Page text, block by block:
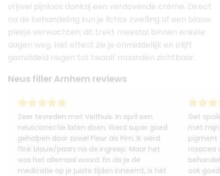
vrijwel pijnloos dankzij een verdovende crème. Direct
na de behandeling kun je lichte zwelling of een blauw
plekje verwachten; dit trekt meestal binnen enkele
dagen weg. Het effect zie je onmiddellijk en blijft
gemiddeld negen tot twaalf maanden zichtbaar.
Neus filler Arnhem reviews
Zeer tevreden met Velthuis. In april een
neuscorrectie laten doen. Werd super goed
geholpen door zowel Fleur als Pim. Ik werd
flink blauw/paars na de ingreep. Maar het
was het allemaal waard. En als je de
medicatie op je juiste tijden inneemt, is het
Get
met mijn
pigment
rosacea
ook